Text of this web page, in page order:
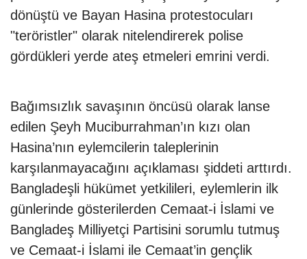
dönüştü ve Bayan Hasina protestocuları
"teröristler" olarak nitelendirerek polise
gördükleri yerde ateş etmeleri emrini verdi.
Bağımsızlık savaşının öncüsü olarak lanse
edilen Şeyh Muciburrahman’ın kızı olan
Hasina’nın eylemcilerin taleplerinin
karşılanmayacağını açıklaması şiddeti arttırdı.
Bangladeşli hükümet yetkilileri, eylemlerin ilk
günlerinde gösterilerden Cemaat-i İslami ve
Bangladeş Milliyetçi Partisini sorumlu tutmuş
ve Cemaat-i İslami ile Cemaat’in gençlik